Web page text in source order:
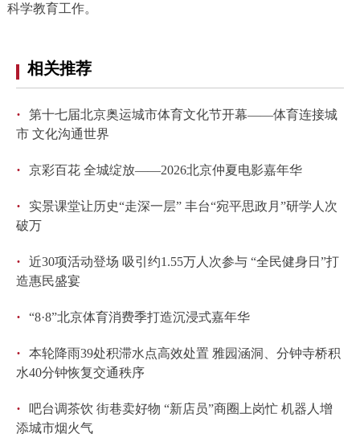
科学教育工作。
相关推荐
·
第十七届北京奥运城市体育文化节开幕——体育连接城
市 文化沟通世界
· 京彩百花 全城绽放——2026北京仲夏电影嘉年华
·
实景课堂让历史“走深一层” 丰台“宛平思政月”研学人次
破万
·
近30项活动登场 吸引约1.55万人次参与 “全民健身日”打
造惠民盛宴
· “8·8”北京体育消费季打造沉浸式嘉年华
·
本轮降雨39处积滞水点高效处置 雅园涵洞、分钟寺桥积
水40分钟恢复交通秩序
·
吧台调茶饮 街巷卖好物 “新店员”商圈上岗忙 机器人增
添城市烟火气